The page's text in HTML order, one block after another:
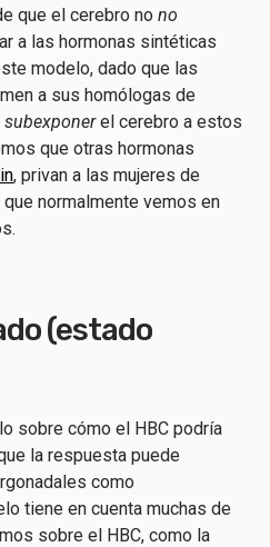
que el cerebro no no
a las hormonas sintéticas
modelo, dado que las
a sus homólogas de
subexponerel cerebro a estos
que otras hormonas
, privan a las mujeres de
normalmente vemos en
(estado
sobre cómo el HBC podría
la respuesta puede
como
tiene en cuenta muchas de
sobre el HBC, como la